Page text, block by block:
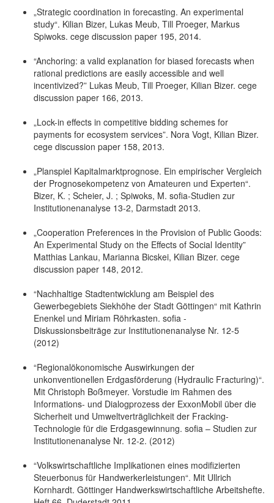
„Strategic coordination in forecasting. An experimental
study“. Kilian Bizer, Lukas Meub, Till Proeger, Markus
Spiwoks. cege discussion paper 195, 2014.
“Anchoring: a valid explanation for biased forecasts when
rational predictions are easily accessible and well
incentivized?” Lukas Meub, Till Proeger, Kilian Bizer. cege
discussion paper 166, 2013.
„Lock-in effects in competitive bidding schemes for
payments for ecosystem services”. Nora Vogt, Kilian Bizer.
cege discussion paper 158, 2013.
„Planspiel Kapitalmarktprognose. Ein empirischer Vergleich
der Prognosekompetenz von Amateuren und Experten“.
Bizer, K. ; Scheier, J. ; Spiwoks, M. sofia-Studien zur
Institutionenanalyse 13-2, Darmstadt 2013.
„Cooperation Preferences in the Provision of Public Goods:
An Experimental Study on the Effects of Social Identity”
Matthias Lankau, Marianna Bicskei, Kilian Bizer. cege
discussion paper 148, 2012.
“Nachhaltige Stadtentwicklung am Beispiel des
Gewerbegebiets Siekhöhe der Stadt Göttingen“ mit Kathrin
Enenkel und Miriam Röhrkasten. sofia -
Diskussionsbeiträge zur Institutionenanalyse Nr. 12-5
(2012)
“Regionalökonomische Auswirkungen der
unkonventionellen Erdgasförderung (Hydraulic Fracturing)“.
Mit Christoph Boßmeyer. Vorstudie im Rahmen des
Informations- und Dialogprozess der ExxonMobil über die
Sicherheit und Umweltverträglichkeit der Fracking-
Technologie für die Erdgasgewinnung. sofia – Studien zur
Institutionenanalyse Nr. 12-2. (2012)
“Volkswirtschaftliche Implikationen eines modifizierten
Steuerbonus für Handwerkerleistungen“. Mit Ullrich
Kornhardt. Göttinger Handwerkswirtschaftliche Arbeitshefte.